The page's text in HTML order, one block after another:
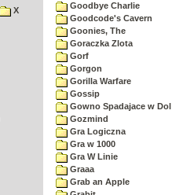
X
Goodbye Charlie
Goodcode's Cavern
Goonies, The
Goraczka Zlota
Gorf
Gorgon
Gorilla Warfare
Gossip
Gowno Spadajace w Dol
Gozmind
Gra Logiczna
Gra w 1000
Gra W Linie
Graaa
Grab an Apple